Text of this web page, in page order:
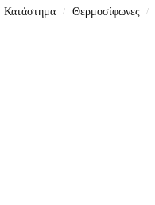
Κατάστημα / Θερμοσίφωνες /